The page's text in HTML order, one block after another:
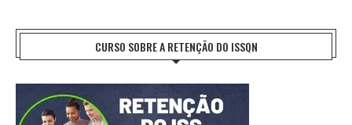
CURSO SOBRE A RETENÇÃO DO ISSQN